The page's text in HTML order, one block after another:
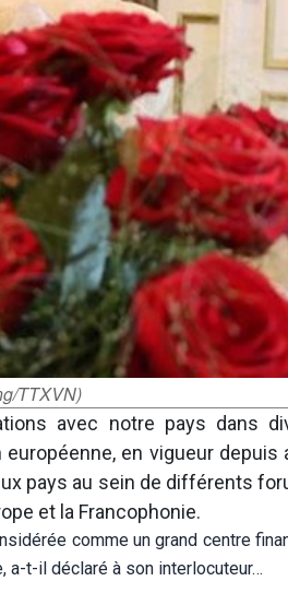
TTXVN)
avec notre pays dans
en vigueur depuis
pays au sein de différents
et la Francophonie.
comme un grand centre
t-il déclaré à son interlocuteur…